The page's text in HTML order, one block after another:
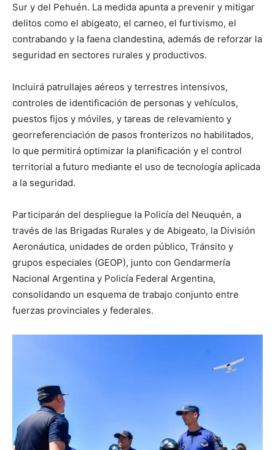
Sur y del Pehuén. La medida apunta a prevenir y mitigar
delitos como el abigeato, el carneo, el furtivismo, el
contrabando y la faena clandestina, además de reforzar la
seguridad en sectores rurales y productivos.
Incluirá patrullajes aéreos y terrestres intensivos,
controles de identificación de personas y vehículos,
puestos fijos y móviles, y tareas de relevamiento y
georreferenciación de pasos fronterizos no habilitados,
lo que permitirá optimizar la planificación y el control
territorial a futuro mediante el uso de tecnología aplicada
a la seguridad.
Participarán del despliegue la Policía del Neuquén, a
través de las Brigadas Rurales y de Abigeato, la División
Aeronáutica, unidades de orden público, Tránsito y
grupos especiales (GEOP), junto con Gendarmería
Nacional Argentina y Policía Federal Argentina,
consolidando un esquema de trabajo conjunto entre
fuerzas provinciales y federales.